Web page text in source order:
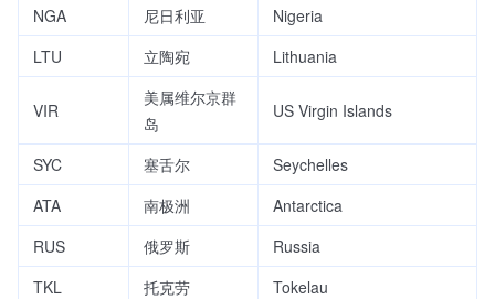
NGA
尼日利亚
Nigeria
LTU
立陶宛 Lithuania
VIR
美属维尔京群
岛
US Virgin Islands
SYC 塞舌尔
Seychelles
ATA
南极洲
Antarctica
RUS
俄罗斯
Russia
TKL
托克劳
Tokelau